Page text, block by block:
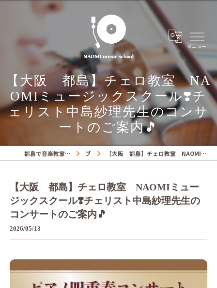
【大阪 都島】チェロ教室 NA
OMIミュージックスクール❣️チ
ェリスト中島紗理先生のコンサ
ートのご案内🎵
都島で音楽教室ならNAOMIミュージックスクール ブログ 【大阪 都島】チェロ教室 NAOMIミュージックスクール❣️チェリスト中島紗理先生のコンサートのご案内🎵
【大阪 都島】チェロ教室 NAOMIミュー
ジックスクール❣️チェリスト中島紗理先生の
コンサートのご案内🎵
2026/05/13